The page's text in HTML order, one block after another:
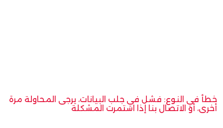
خطأ في النوع: فشل في جلب البيانات، يرجى المحاولة مرة
أخرى، أو الاتصال بنا إذا استمرت المشكلة